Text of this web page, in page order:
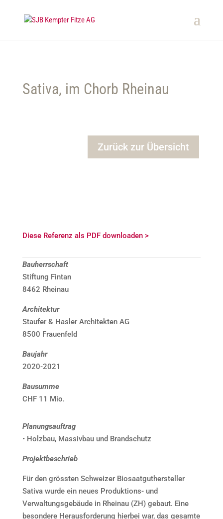
Sativa, im Chorb Rheinau
Zurück zur Übersicht
Diese Referenz als PDF downloaden >
Bauherrschaft
Stiftung Fintan
8462 Rheinau
Architektur
Staufer & Hasler Architekten AG
8500 Frauenfeld
Baujahr
2020-2021
Bausumme
CHF 11 Mio.
Planungsauftrag
• Holzbau, Massivbau und Brandschutz
Projektbeschrieb
Für den grössten Schweizer Biosaatguthersteller
Sativa wurde ein neues Produktions- und
Verwaltungsgebäude in Rheinau (ZH) gebaut. Eine
besondere Herausforderung hierbei war, das gesamte